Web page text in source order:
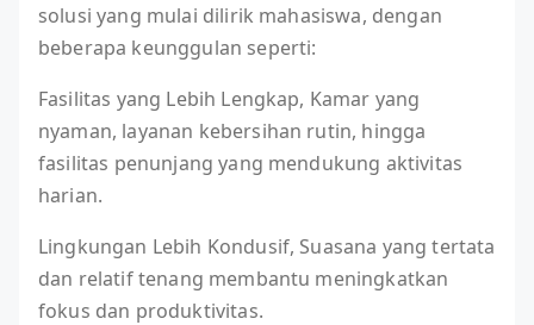
solusi yang mulai dilirik mahasiswa, dengan
beberapa keunggulan seperti:
Fasilitas yang Lebih Lengkap, Kamar yang
nyaman, layanan kebersihan rutin, hingga
fasilitas penunjang yang mendukung aktivitas
harian.
Lingkungan Lebih Kondusif, Suasana yang tertata
dan relatif tenang membantu meningkatkan
fokus dan produktivitas.